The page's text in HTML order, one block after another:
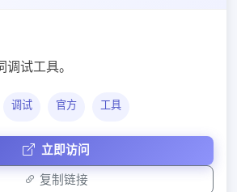
试工具。
调试 官方 工具
立即访问
复制链接